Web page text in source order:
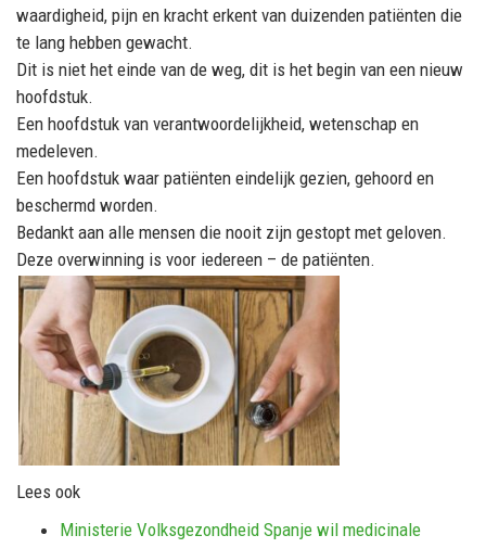
waardigheid, pijn en kracht erkent van duizenden patiënten die
te lang hebben gewacht.
Dit is niet het einde van de weg, dit is het begin van een nieuw
hoofdstuk.
Een hoofdstuk van verantwoordelijkheid, wetenschap en
medeleven.
Een hoofdstuk waar patiënten eindelijk gezien, gehoord en
beschermd worden.
Bedankt aan alle mensen die nooit zijn gestopt met geloven.
Deze overwinning is voor iedereen – de patiënten.
Lees ook
Ministerie Volksgezondheid Spanje wil medicinale